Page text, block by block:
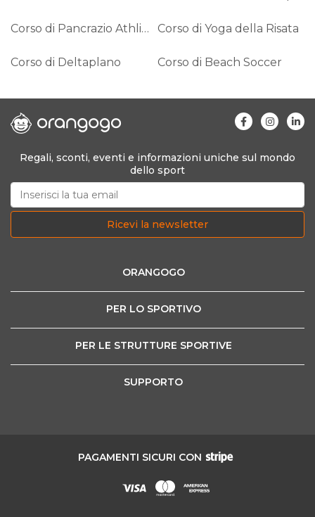
Corso di Pancrazio Athlima Corso di Yoga della Risata
Corso di Deltaplano Corso di Beach Soccer
Regali, sconti, eventi e informazioni uniche sul mondo
dello sport
Ricevi la newsletter
ORANGOGO
PER LO SPORTIVO
PER LE STRUTTURE SPORTIVE
SUPPORTO
PAGAMENTI SICURI CON